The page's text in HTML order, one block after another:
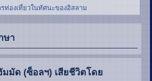
รท่องเที่ยวในทัศนะของอิสลาม
ษา
มัด (ซ็อลฯ) เสียชีวิตโดย